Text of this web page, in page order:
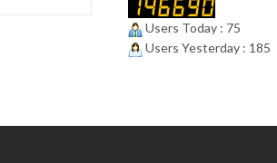
Users Today : 75
Users Yesterday : 185